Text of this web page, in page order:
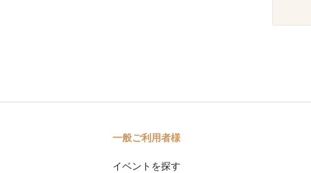
一般ご利用者様
イベントを探す